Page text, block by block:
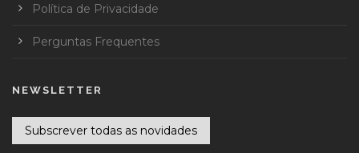
Política de Privacidade
Perguntas Frequentes
NEWSLETTER
Subscrever todas as novidades